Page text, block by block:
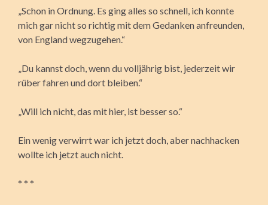
„Schon in Ordnung. Es ging alles so schnell, ich konnte
mich gar nicht so richtig mit dem Gedanken anfreunden,
von England wegzugehen.“
„Du kannst doch, wenn du volljährig bist, jederzeit wir
rüber fahren und dort bleiben.“
„Will ich nicht, das mit hier, ist besser so.“
Ein wenig verwirrt war ich jetzt doch, aber nachhacken
wollte ich jetzt auch nicht.
* * *